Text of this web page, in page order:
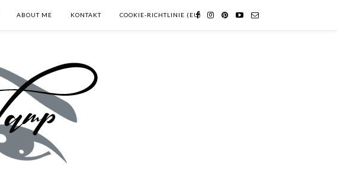
ABOUT ME KONTAKT COOKIE-RICHTLINIE (EU)